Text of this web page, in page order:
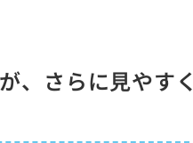
、さらに見やすく